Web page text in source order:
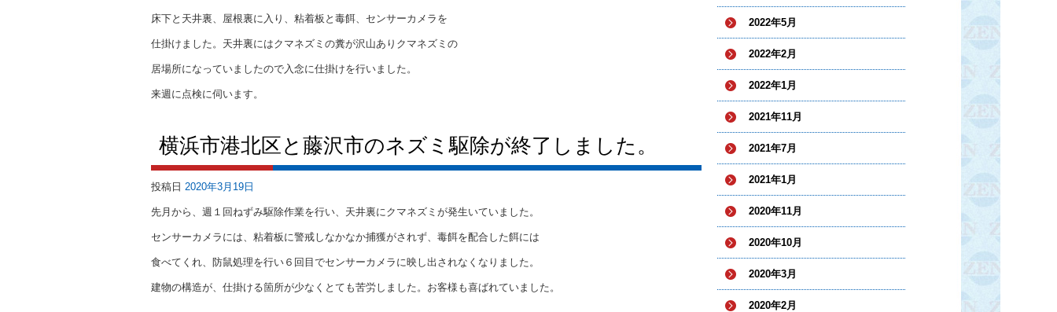
床下と天井裏、屋根裏に入り、粘着板と毒餌、センサーカメラを
仕掛けました。天井裏にはクマネズミの糞が沢山ありクマネズミの
居場所になっていましたので入念に仕掛けを行いました。
来週に点検に伺います。
横浜市港北区と藤沢市のネズミ駆除が終了しました。
投稿日 2020年3月19日
先月から、週１回ねずみ駆除作業を行い、天井裏にクマネズミが発生いていました。
センサーカメラには、粘着板に警戒しなかなか捕獲がされず、毒餌を配合した餌には
食べてくれ、防鼠処理を行い６回目でセンサーカメラに映し出されなくなりました。
建物の構造が、仕掛ける箇所が少なくとても苦労しました。お客様も喜ばれていました。
2022年5月
2022年2月
2022年1月
2021年11月
2021年7月
2021年1月
2020年11月
2020年10月
2020年3月
2020年2月